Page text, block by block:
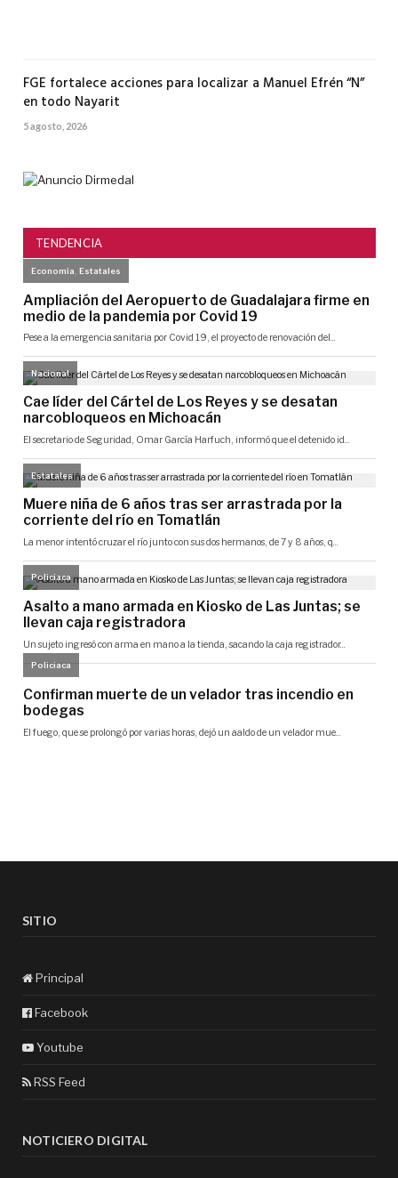
FGE fortalece acciones para localizar a Manuel Efrén “N”
en todo Nayarit
5 agosto, 2026
TENDENCIA
SITIO
Principal
Facebook
Youtube
RSS Feed
NOTICIERO DIGITAL